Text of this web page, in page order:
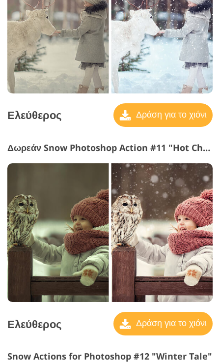
Ελεύθερος Δράση για το χιόνι
Δωρεάν Snow Photoshop Action #11 "Hot Chocolate"
Ελεύθερος Δράση για το χιόνι
Snow Actions for Photoshop #12 "Winter Tale"